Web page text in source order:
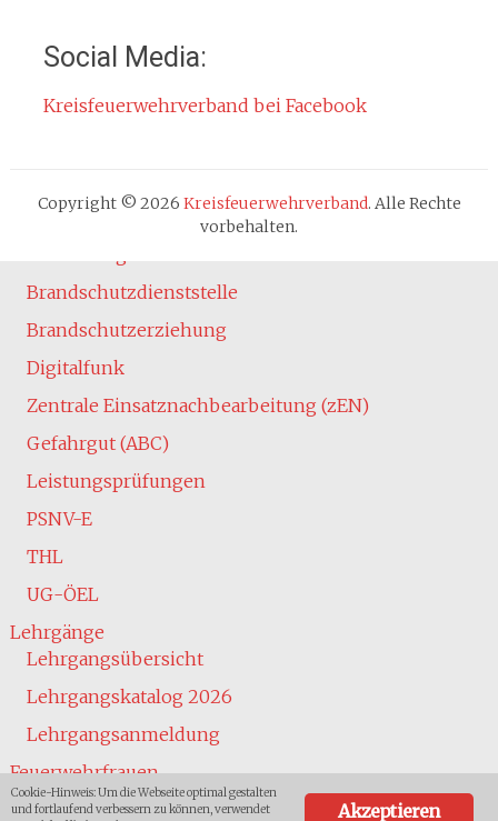
Cookie-Hinweis
Atemschutz
Brandschutzdienststelle
Brandschutzerziehung
Digitalfunk
Zentrale Einsatznachbearbeitung (zEN)
Gefahrgut (ABC)
Leistungsprüfungen
PSNV-E
THL
UG-ÖEL
Lehrgänge
Lehrgangsübersicht
Lehrgangskatalog 2026
Lehrgangsanmeldung
Feuerwehrfrauen
Jugend
Social Media:
Kreisfeuerwehrverband bei Facebook
Copyright © 2026 Kreisfeuerwehrverband. Alle Rechte
vorbehalten.
Akzeptieren
Cookie-Hinweis: Um die Webseite optimal gestalten
und fortlaufend verbessern zu können, verwendet